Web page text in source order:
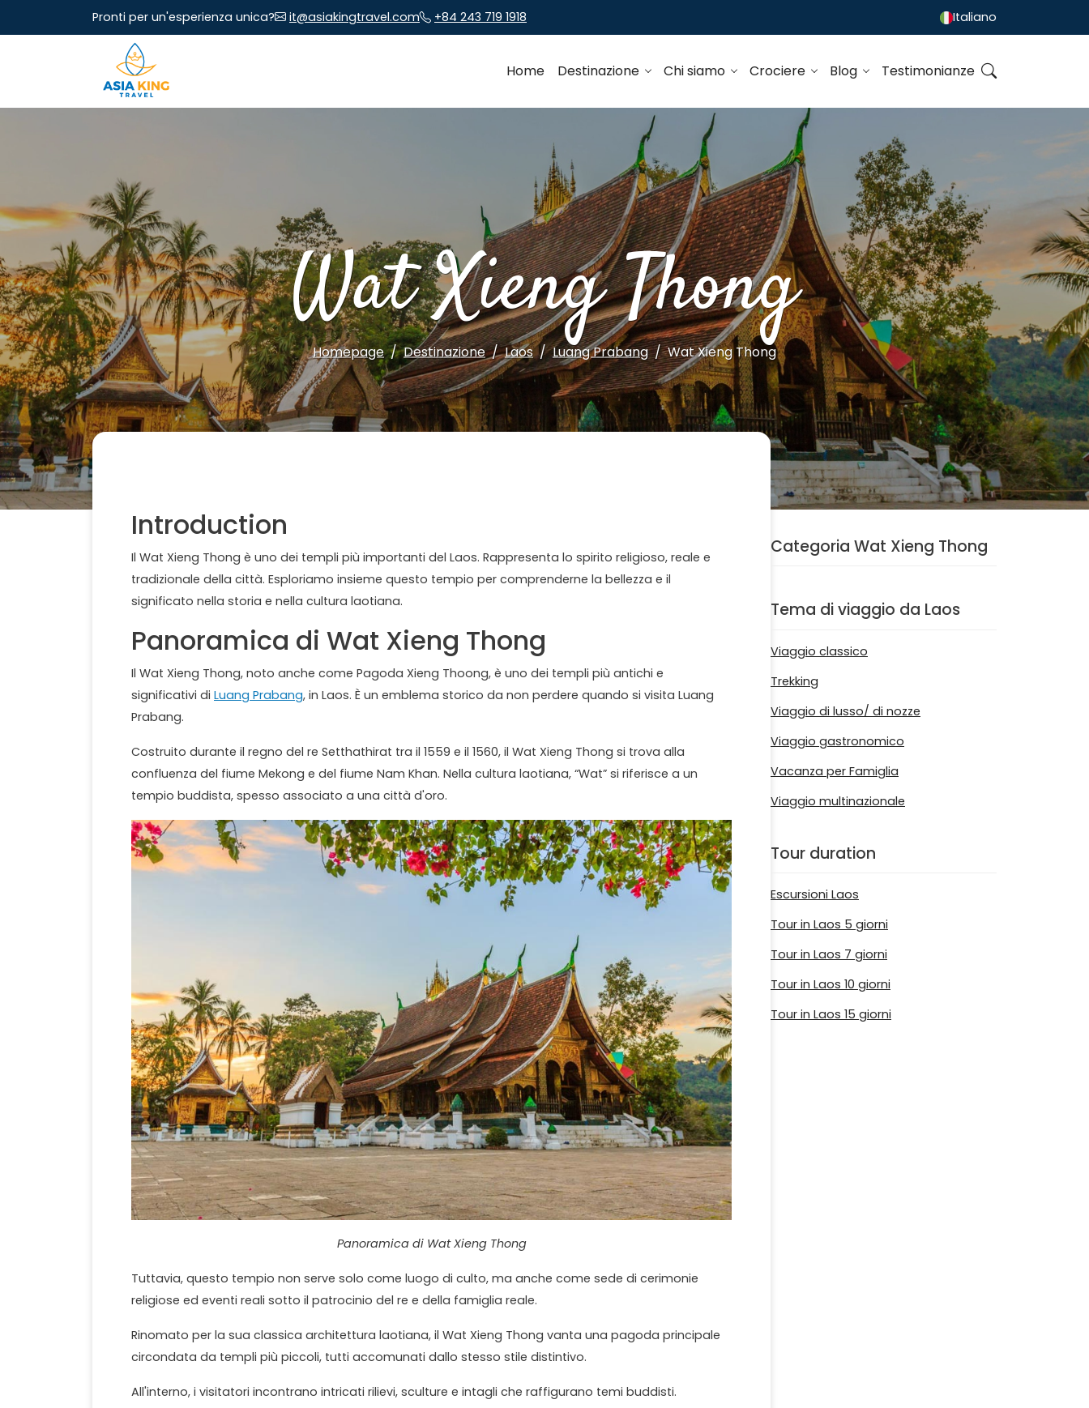
Pronti per un'esperienza unica? it@asiakingtravel.com +84 243 719 1918 Italiano
Home Destinazione Chi siamo Crociere Blog Testimonianze
Wat Xieng Thong
Homepage Destinazione Laos Luang Prabang Wat Xieng Thong
Introduction
Il Wat Xieng Thong è uno dei templi più importanti del Laos. Rappresenta lo spirito religioso, reale e
tradizionale della città. Esploriamo insieme questo tempio per comprenderne la bellezza e il
significato nella storia e nella cultura laotiana.
Panoramica di Wat Xieng Thong
Il Wat Xieng Thong, noto anche come Pagoda Xieng Thoong, è uno dei templi più antichi e
significativi di Luang Prabang, in Laos. È un emblema storico da non perdere quando si visita Luang
Prabang.
Costruito durante il regno del re Setthathirat tra il 1559 e il 1560, il Wat Xieng Thong si trova alla
confluenza del fiume Mekong e del fiume Nam Khan. Nella cultura laotiana, “Wat” si riferisce a un
tempio buddista, spesso associato a una città d'oro.
Panoramica di Wat Xieng Thong
Tuttavia, questo tempio non serve solo come luogo di culto, ma anche come sede di cerimonie
religiose ed eventi reali sotto il patrocinio del re e della famiglia reale.
Rinomato per la sua classica architettura laotiana, il Wat Xieng Thong vanta una pagoda principale
circondata da templi più piccoli, tutti accomunati dallo stesso stile distintivo.
All'interno, i visitatori incontrano intricati rilievi, sculture e intagli che raffigurano temi buddisti.
Categoria Wat Xieng Thong
Tema di viaggio da Laos
Viaggio classico
Trekking
Viaggio di lusso/ di nozze
Viaggio gastronomico
Vacanza per Famiglia
Viaggio multinazionale
Tour duration
Escursioni Laos
Tour in Laos 5 giorni
Tour in Laos 7 giorni
Tour in Laos 10 giorni
Tour in Laos 15 giorni